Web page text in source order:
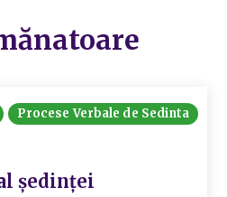
Procese Verbale de Sedinta
ședinței